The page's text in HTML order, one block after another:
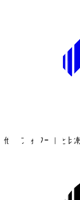
他のフォワードと比